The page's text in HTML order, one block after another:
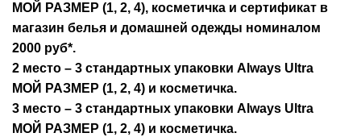
МОЙ РАЗМЕР (1, 2, 4), косметичка и сертификат в
магазин белья и домашней одежды номиналом
2000 руб*.
2 место – 3 стандартных упаковки Always Ultra
МОЙ РАЗМЕР (1, 2, 4) и косметичка.
3 место – 3 стандартных упаковки Always Ultra
МОЙ РАЗМЕР (1, 2, 4) и косметичка.